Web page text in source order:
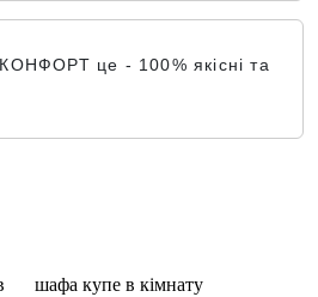
це - 100% якісні та
шафа купе в кімнату